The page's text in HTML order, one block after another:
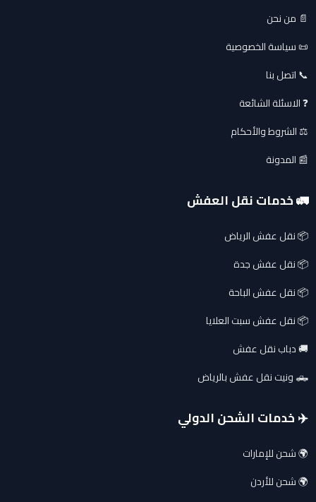
📄 من نحن
📜 سياسة الخصوصية
📞 اتصل بنا
❓ الاسئلة الشائعة
⚖️ الشروط والأحكام
📰 المدونة
🚛 خدمات نقل العفش
📦 نقل عفش الرياض
📦 نقل عفش جدة
📦 نقل عفش الباحة
📦 نقل عفش سبت العلايا
🚚 دباب نقل عفش
🛻 ونيت نقل عفش بالرياض
✈️ خدمات الشحن الدولي
🌍 شحن للإمارات
🌍 شحن للأردن